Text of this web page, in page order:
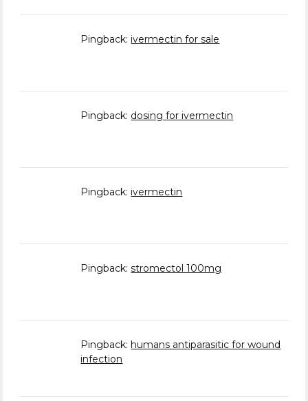
Pingback: ivermectin for sale
Pingback: dosing for ivermectin
Pingback: ivermectin
Pingback:stromectol 100mg
Pingback: humans antiparasitic for wound
infection